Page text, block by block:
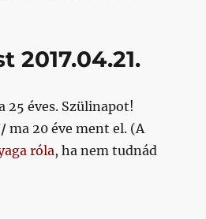
Eppel-
2017.04.21.
25 éves. Szülinapot!
ma 20 éve ment el. (A
róla, ha nem tudnád